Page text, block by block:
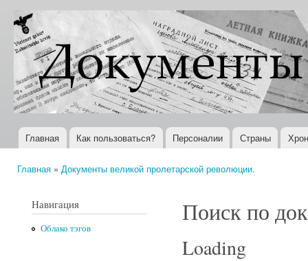
Документы
XX века
Всемирная
история в
Интернете
Главное меню
Главная Как пользоваться? Персоналии Страны
Главная » Документы великой пролетарской революции.
Навигация
Облако тэгов
Поиск по
Loading